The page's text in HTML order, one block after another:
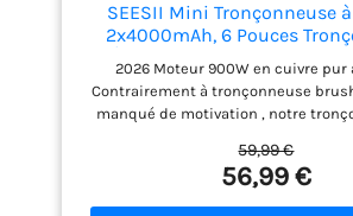
SEESII Mini Tronçonneuse
2x4000mAh, 6 Pouces
Électrique sans Fil avec
Lubrifiant et Chaîne de
Mini Scie à Chaîne Électrique
M6 Pro
2026 Moteur 900W en cuivre pur
Contrairement à tronçonneuse
manqué de motivation , notre
Grâce à une vitesse de chaîne
m/s, elle coupe du bois de 15 cm de
seulement 8 secondes. Elle
59,99 €
56,99 €